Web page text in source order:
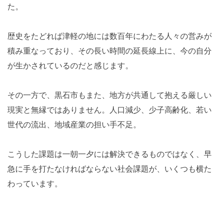
た。
歴史をたどれば津軽の地には数百年にわたる人々の営みが
積み重なっており、その長い時間の延長線上に、今の自分
が生かされているのだと感じます。
その一方で、黒石市もまた、地方が共通して抱える厳しい
現実と無縁ではありません。人口減少、少子高齢化、若い
世代の流出、地域産業の担い手不足。
こうした課題は一朝一夕には解決できるものではなく、早
急に手を打たなければならない社会課題が、いくつも横た
わっています。